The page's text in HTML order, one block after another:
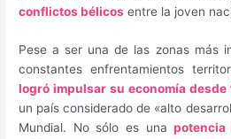
conflictos bélicos entre la joven
Pese a ser una de las zonas más
constantes enfrentamientos
logró impulsar su economía desde
un país considerado de «alto
Mundial. No sólo es unapotencia